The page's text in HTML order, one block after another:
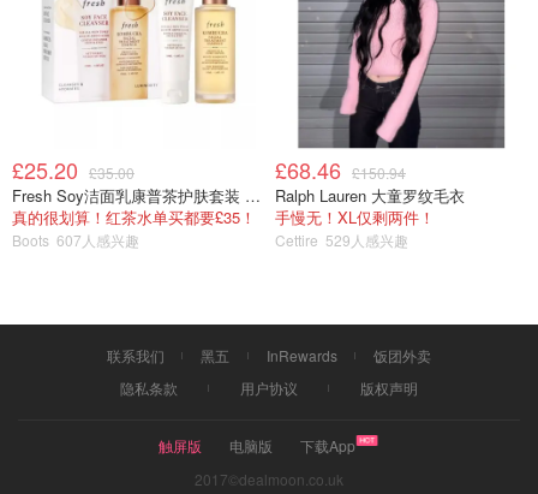
古巴🇨🇺这个国家四面环海，被不同颜色的海水包围着，特
别是那一层层由蓝变绿，有深有浅的碧水蓝天，在阳光☀️的
£25.20 £35.00
Fresh Soy洁面乳康普茶护肤套装 100ml
真的很划算！红茶水单买都要£35！
Boots 607人感兴趣
£68.46 £150.94
Ralph Lauren 大童罗纹毛衣
手慢无！XL仅剩两件！
Cettire 529人感兴趣
联系我们 黑五 InRewards
饭团外卖
隐私条款
用户协议 版权声明
触屏版 电脑版
下载App
2017©dealmoon.co.uk